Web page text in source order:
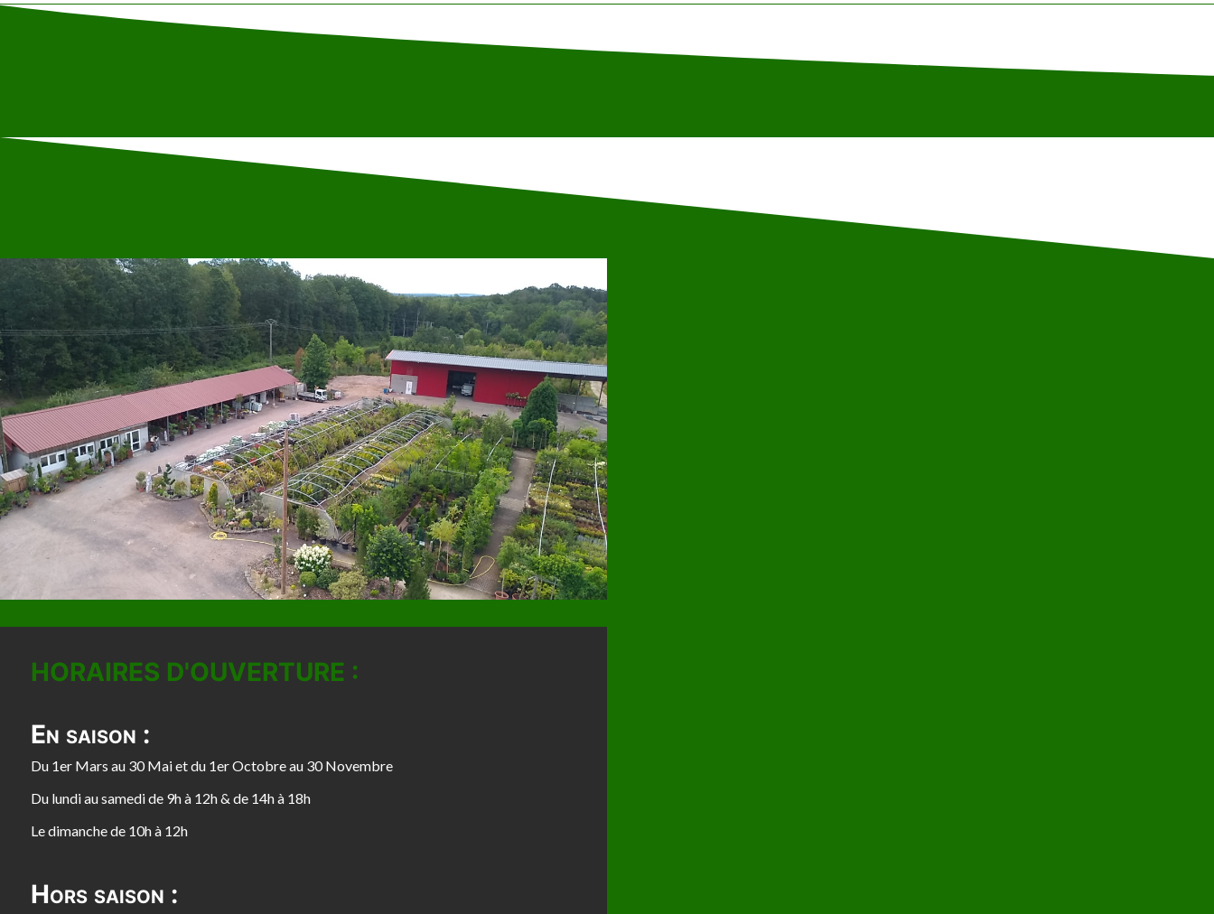
HORAIRES D'OUVERTURE :
En saison :
Du 1er Mars au 30 Mai et du 1er Octobre au 30 Novembre
Du lundi au samedi de 9h à 12h & de 14h à 18h
Le dimanche de 10h à 12h
Hors saison :